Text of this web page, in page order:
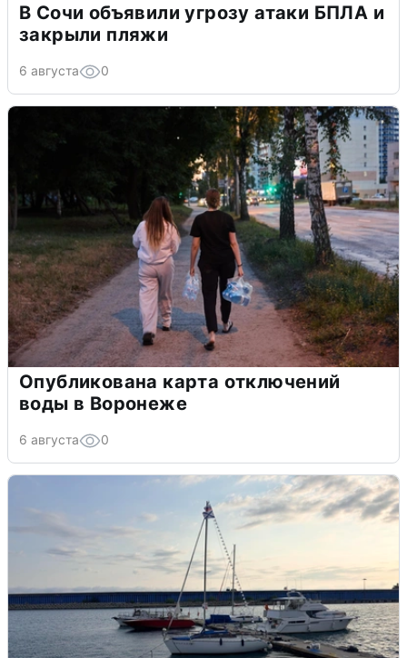
В Сочи объявили угрозу атаки БПЛА и
закрыли пляжи
6 августа 0
Опубликована карта отключений
воды в Воронеже
6 августа 0